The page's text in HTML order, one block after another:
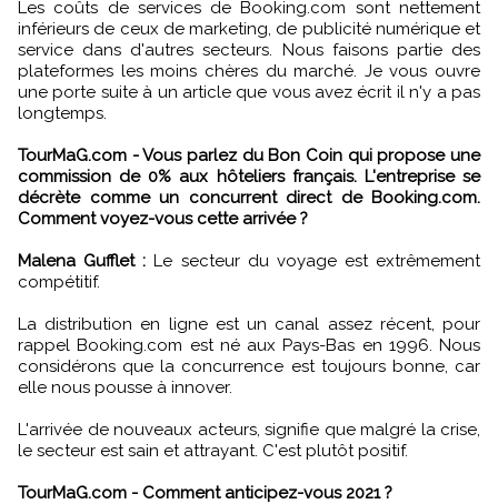
Les coûts de services de Booking.com sont nettement
inférieurs de ceux de marketing, de publicité numérique et
service dans d'autres secteurs. Nous faisons partie des
plateformes les moins chères du marché. Je vous ouvre
une porte suite à un article que vous avez écrit il n'y a pas
longtemps.
TourMaG.com - Vous parlez du Bon Coin qui propose une
commission de 0% aux hôteliers français. L'entreprise se
décrète comme un concurrent direct de Booking.com.
Comment voyez-vous cette arrivée ?
Malena Gufflet : Le secteur du voyage est extrêmement
compétitif.
La distribution en ligne est un canal assez récent, pour
rappel Booking.com est né aux Pays-Bas en 1996. Nous
considérons que la concurrence est toujours bonne, car
elle nous pousse à innover.
L'arrivée de nouveaux acteurs, signifie que malgré la crise,
le secteur est sain et attrayant. C'est plutôt positif.
TourMaG.com - Comment anticipez-vous 2021 ?